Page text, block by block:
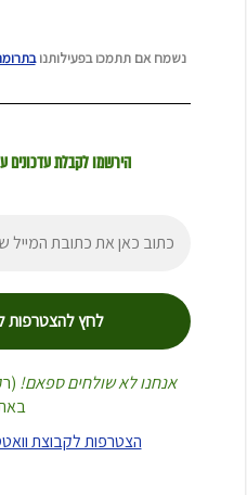
נשמח אם תתמכו בפעילותנו
הירשמו לקבלת עדכונים
אנחנו לא שולחים ספאם!
הצטרפות לקבוצת